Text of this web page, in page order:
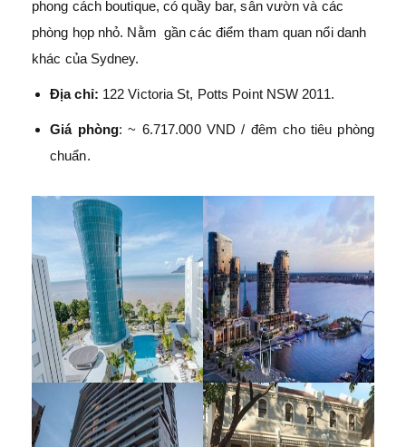
phong cách boutique, có quầy bar, sân vườn và các
phòng họp nhỏ. Nằm gần các điểm tham quan nổi danh
khác của Sydney.
Địa chỉ: 122 Victoria St, Potts Point NSW 2011.
Giá phòng: ~ 6.717.000 VND / đêm cho tiêu phòng
chuẩn.